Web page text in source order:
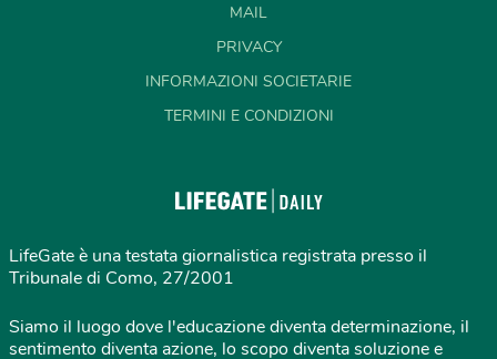
MAIL
PRIVACY
INFORMAZIONI SOCIETARIE
TERMINI E CONDIZIONI
LifeGate è una testata giornalistica registrata presso il
Tribunale di Como, 27/2001
Siamo il luogo dove l'educazione diventa determinazione, il
sentimento diventa azione, lo scopo diventa soluzione e